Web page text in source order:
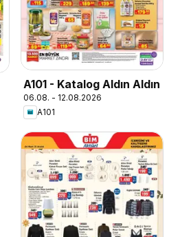
A101 - Katalog Aldın Aldın
06.08. - 12.08.2026
A101